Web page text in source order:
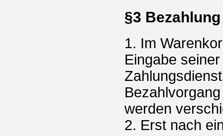
§3
1. Im
Eingabe
werden
2. Erst nach